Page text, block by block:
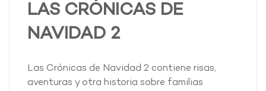
LAS CRÓNICAS DE
NAVIDAD 2
Las Crónicas de Navidad 2 contiene risas,
aventuras y otra historia sobre familias